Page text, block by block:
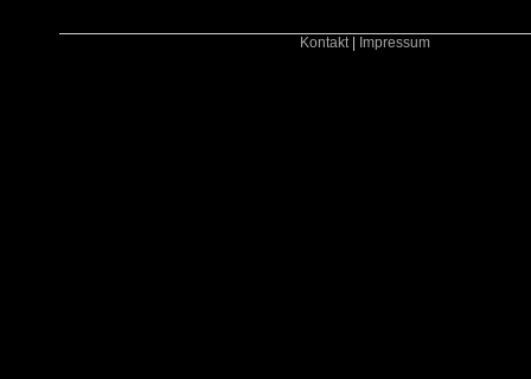
Kontakt| Impressum